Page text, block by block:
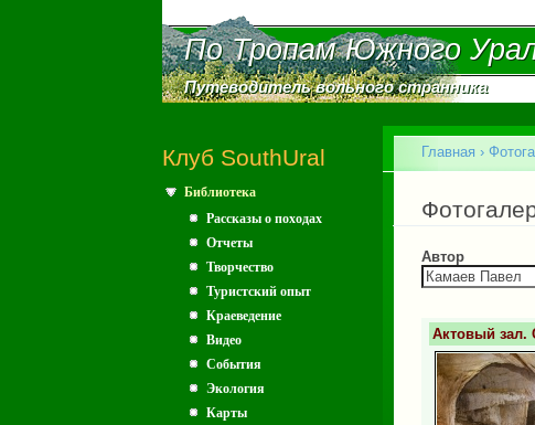
По Тропам Южного
По Тропам Южного
Путеводитель вольного странника
Путеводитель вольного странника
Клуб SouthUral
Библиотека
Рассказы о походах
Отчеты
Творчество
Туристский опыт
Краеведение
Видео
События
Экология
Карты
Вы здесь
Главная ›
Автор
Актовый зал.